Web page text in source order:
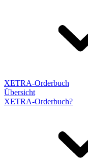
XETRA-Orderbuch
Übersicht
XETRA-Orderbuch?